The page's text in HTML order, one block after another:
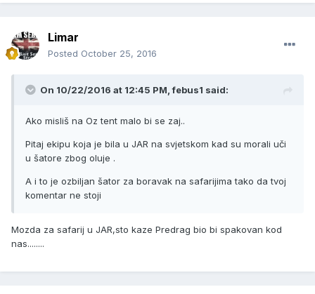
Limar
Posted October 25, 2016
On 10/22/2016 at 12:45 PM, febus1 said:
Ako misliš na Oz tent malo bi se zaj..
Pitaj ekipu koja je bila u JAR na svjetskom kad su morali uči
u šatore zbog oluje .
A i to je ozbiljan šator za boravak na safarijima tako da tvoj
komentar ne stoji
Mozda za safarij u JAR,sto kaze Predrag bio bi spakovan kod
nas........